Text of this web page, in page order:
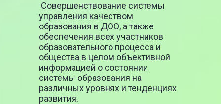
Совершенствование системы
управления качеством
образования в ДОО, а также
обеспечения всех участников
образовательного процесса и
общества в целом объективной
информацией о состоянии
системы образования на
различных уровнях и тенденциях
развития.